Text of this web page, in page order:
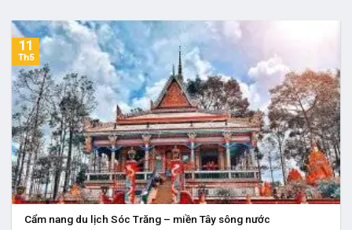
Cẩm nang du lịch Sóc Trăng – miền Tây sông nước
11
Th5